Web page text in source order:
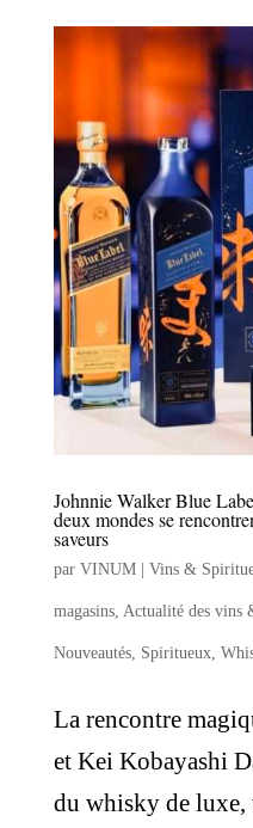
Johnnie Walker Blue
deux mondes se
saveurs
par VINUM | Vins &
magasins, Actualité des vins
Nouveautés, Spiritueux,
La rencontre
et Kei Kobayashi
du whisky de luxe,